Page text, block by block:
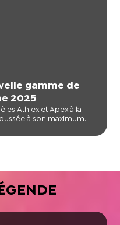
gamme de
2025
Athlex et Apex à la
à son maximum...